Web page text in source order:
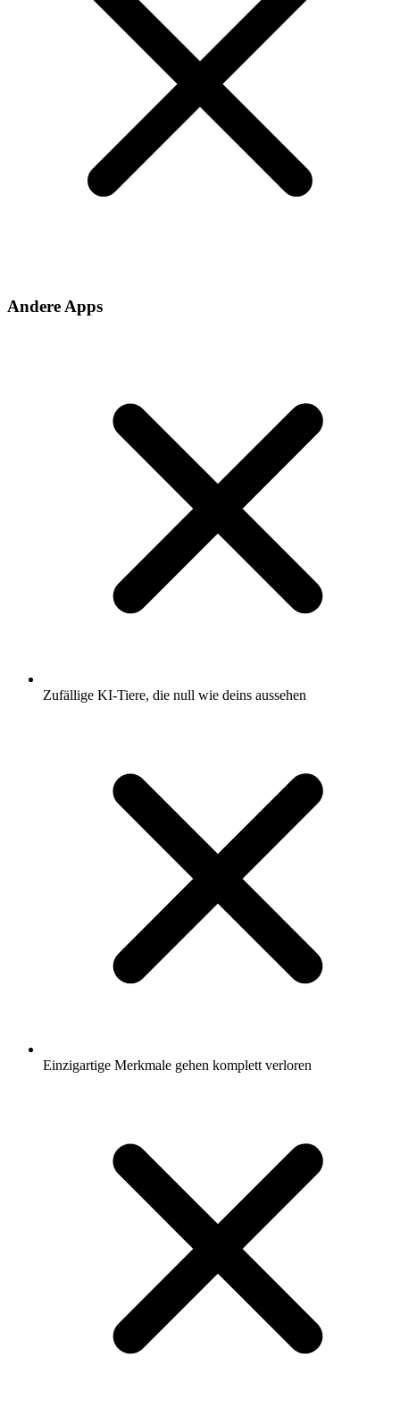
Andere Apps
Zufällige KI-Tiere, die null wie deins aussehen
Einzigartige Merkmale gehen komplett verloren